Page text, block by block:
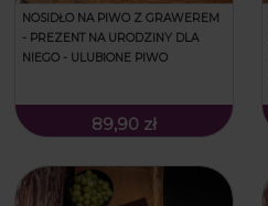
NOSIDŁO NA PIWO Z GRAWEREM
- PREZENT NA URODZINY DLA
NIEGO - ULUBIONE PIWO
89,90 zł